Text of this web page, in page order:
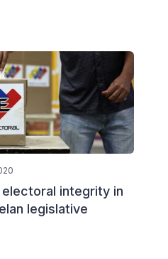
integrity in
legislative